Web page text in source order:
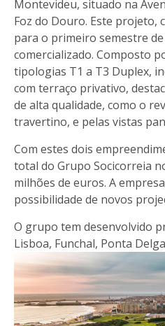
Montevideu, situado na
Foz do Douro. Este projeto,
para o primeiro semestre
comercializado. Composto
tipologias T1 a T3 Duplex,
com terraço privativo,
de alta qualidade, como o
travertino, e pelas vistas
Com estes dois
total do Grupo Socicorreia
milhões de euros. A
possibilidade de novos
O grupo tem desenvolvido
Lisboa, Funchal, Ponta